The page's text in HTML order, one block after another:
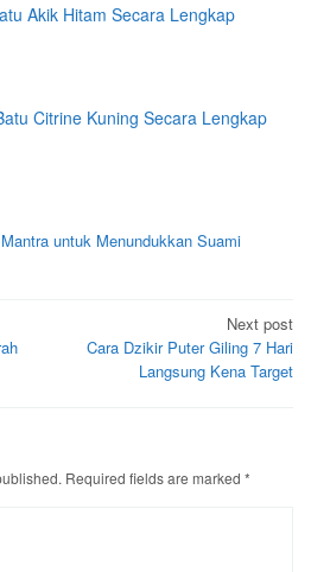
Akik Hitam Secara Lengkap
Citrine Kuning Secara Lengkap
Mantra untuk Menundukkan Suami
Next post
Cara Dzikir Puter Giling 7 Hari
Langsung Kena Target
Required fields are marked *